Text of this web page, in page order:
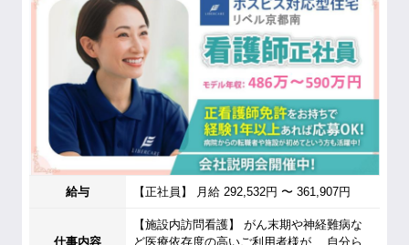
給与 【正社員】 月給 292,532円 〜 361,907円
仕事内容
【施設内訪問看護】 がん末期や神経難病な
ど医療依存度の高いご利用者様が、 自分ら